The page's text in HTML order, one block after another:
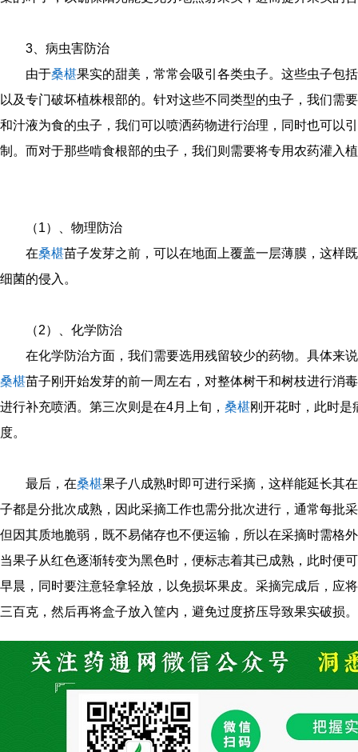
3、病虫害防治
由于桑椹果实的甜美，常常会吸引各类虫子。这些虫子包
以及专门破坏植株根部的。针对这些不同类型的虫子，我们需
和汁液为食的虫子，我们可以喷洒药物进行治理，同时也可以
制。而对于那些啃食根部的虫子，我们则需要将专用农药灌入
（1）、物理防治
在桑椹苗子发芽之前，可以在地面上覆盖一层薄膜，这样
细菌的侵入。
（2）、化学防治
在化学防治方面，我们需要选用残留较少的药物。具体来
桑椹苗子刚开始发芽的前一周左右，对整体树干和树枝进行消
进行补充喷洒。第三次则是在4月上旬， 桑椹刚开花时，此时是
度。
最后，在桑椹果子八成熟时即可进行采摘，这样能延长其
子都是分批次成熟，因此采摘工作也需分批次进行，通常每批
但因其质地脆弱，既不易储存也不便运输，所以在采摘时需格
当果子从红色逐渐转变为黑色时，便标志着其已成熟，此时便
早晨，同时要注意轻拿轻放，以免损坏果皮。采摘完成后，应将
三百克，然后再将盒子放入筐内，避免过度挤压导致果实破损。